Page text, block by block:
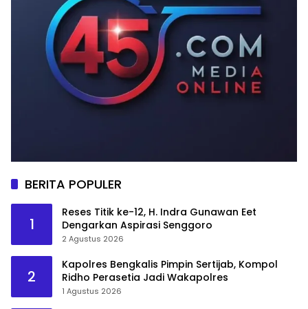
BERITA POPULER
1
Reses Titik ke-12, H. Indra Gunawan Eet
Dengarkan Aspirasi Senggoro
2 Agustus 2026
2
Kapolres Bengkalis Pimpin Sertijab, Kompol
Ridho Perasetia Jadi Wakapolres
1 Agustus 2026